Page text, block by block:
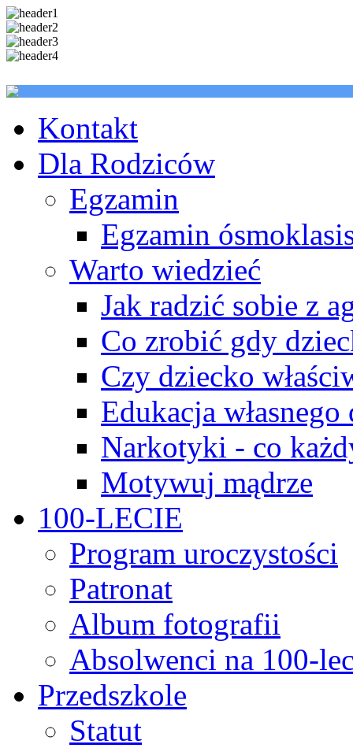
Kontakt
Dla Rodziców
Egzamin
Egzamin
Warto wiedzieć
Jak radzić sobie z
Co zrobić gdy
Czy dziecko
Edukacja własnego
Narkotyki - co
Motywuj mądrze
100-LECIE
Program uroczystości
Patronat
Album fotografii
Absolwenci na 100-
Przedszkole
Statut